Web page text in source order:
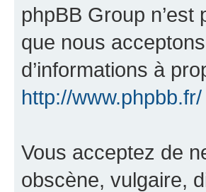
phpBB Group
que nous
d’informations à
http://www.phpbb.fr/
Vous acceptez de
obscène, vulgaire,